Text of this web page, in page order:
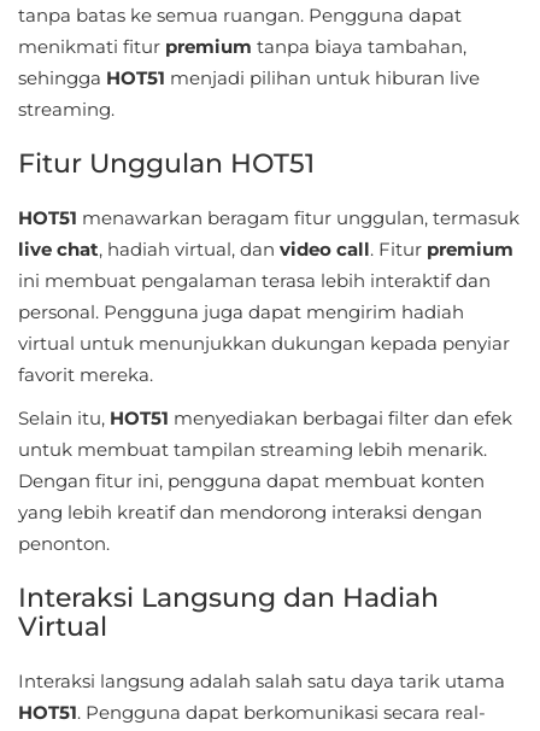
Trivia
Word
Apps
Design
&
Beauty
Books
&
Reference
Buku
&
Referensi
tanpa batas ke semua ruangan. Pengguna dapat
menikmati fitur premium tanpa biaya tambahan,
sehingga HOT51 menjadi pilihan untuk hiburan live
streaming.
Fitur Unggulan HOT51
HOT51 menawarkan beragam fitur unggulan, termasuk
live chat, hadiah virtual, dan video call. Fitur premium
ini membuat pengalaman terasa lebih interaktif dan
personal. Pengguna juga dapat mengirim hadiah
virtual untuk menunjukkan dukungan kepada penyiar
favorit mereka.
Selain itu, HOT51 menyediakan berbagai filter dan efek
untuk membuat tampilan streaming lebih menarik.
Dengan fitur ini, pengguna dapat membuat konten
yang lebih kreatif dan mendorong interaksi dengan
penonton.
Interaksi Langsung dan Hadiah
Virtual
Interaksi langsung adalah salah satu daya tarik utama
HOT51. Pengguna dapat berkomunikasi secara real-